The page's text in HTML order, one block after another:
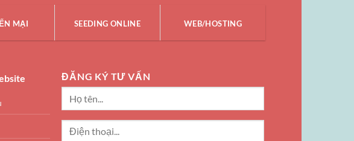
MẠI SEEDING ONLINE WEB/HOSTING
ĐĂNG KÝ TƯ VẤN